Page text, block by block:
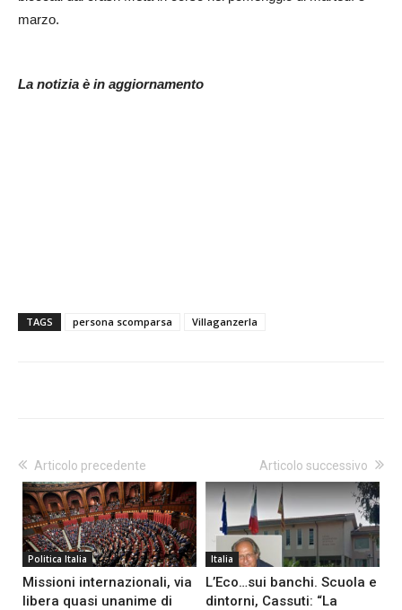
marzo.
La notizia è in aggiornamento
TAGS persona scomparsa Villaganzerla
Articolo precedente
Politica Italia
Missioni internazionali, via
libera quasi unanime di
Articolo successivo
Italia
L’Eco…sui banchi. Scuola e
dintorni, Cassuti: “La